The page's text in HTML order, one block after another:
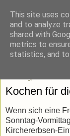
blick-
Kochen für
Wenn sich eine
Sonntag-
Kirchererbsen-
This site uses
and to analyze
shared with
metrics to
statistics, and